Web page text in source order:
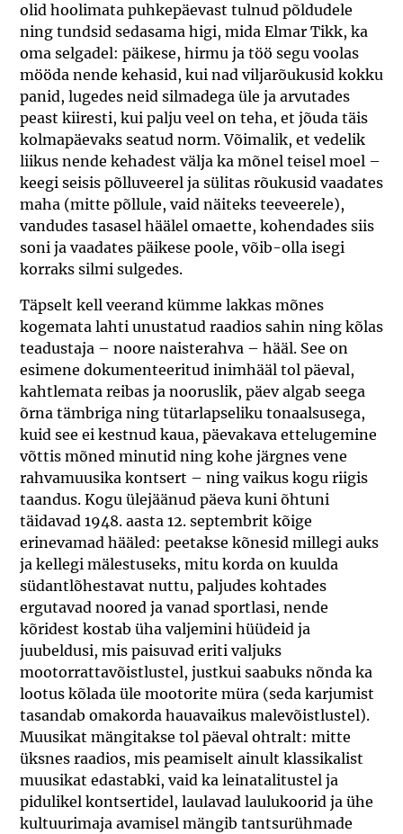
olid hoolimata puhkepäevast tulnud põldudele
ning tundsid sedasama higi, mida Elmar Tikk, ka
oma selgadel: päikese, hirmu ja töö segu voolas
mööda nende kehasid, kui nad viljarõukusid kokku
panid, lugedes neid silmadega üle ja arvutades
peast kiiresti, kui palju veel on teha, et jõuda täis
kolmapäevaks seatud norm. Võimalik, et vedelik
liikus nende kehadest välja ka mõnel teisel moel –
keegi seisis põlluveerel ja sülitas rõukusid vaadates
maha (mitte põllule, vaid näiteks teeveerele),
vandudes tasasel häälel omaette, kohendades siis
soni ja vaadates päikese poole, võib-olla isegi
korraks silmi sulgedes.
Täpselt kell veerand kümme lakkas mõnes
kogemata lahti unustatud raadios sahin ning kõlas
teadustaja – noore naisterahva – hääl. See on
esimene dokumenteeritud inimhääl tol päeval,
kahtlemata reibas ja nooruslik, päev algab seega
õrna tämbriga ning tütarlapseliku tonaalsusega,
kuid see ei kestnud kaua, päevakava ettelugemine
võttis mõned minutid ning kohe järgnes vene
rahvamuusika kontsert – ning vaikus kogu riigis
taandus. Kogu ülejäänud päeva kuni õhtuni
täidavad 1948. aasta 12. septembrit kõige
erinevamad hääled: peetakse kõnesid millegi auks
ja kellegi mälestuseks, mitu korda on kuulda
südantlõhestavat nuttu, paljudes kohtades
ergutavad noored ja vanad sportlasi, nende
kõridest kostab üha valjemini hüüdeid ja
juubeldusi, mis paisuvad eriti valjuks
mootorrattavõistlustel, justkui saabuks nõnda ka
lootus kõlada üle mootorite müra (seda karjumist
tasandab omakorda hauavaikus malevõistlustel).
Muusikat mängitakse tol päeval ohtralt: mitte
üksnes raadios, mis peamiselt ainult klassikalist
muusikat edastabki, vaid ka leinatalitustel ja
pidulikel kontsertidel, laulavad laulukoorid ja ühe
kultuurimaja avamisel mängib tantsurühmade